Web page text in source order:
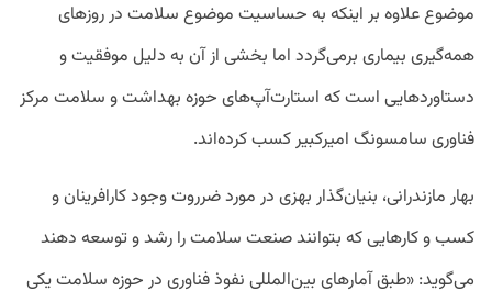
موضوع علاوه بر اینکه به حساسیت موضوع سلامت در روزهای
همه‌گیری بیماری برمی‌گردد اما بخشی از آن به دلیل موفقیت و
دستاوردهایی است که استارت‌آپ‌های حوزه بهداشت و سلامت مرکز
فناوری سامسونگ امیرکبیر کسب کرده‌اند.
بهار مازندرانی، بنیان‌گذار بهزی در مورد ضرروت وجود کارافرینان و
کسب و کارهایی که بتوانند صنعت سلامت را رشد و توسعه دهند
می‌گوید: «طبق آمارهای بین‌المللی نفوذ فناوری در حوزه سلامت یکی